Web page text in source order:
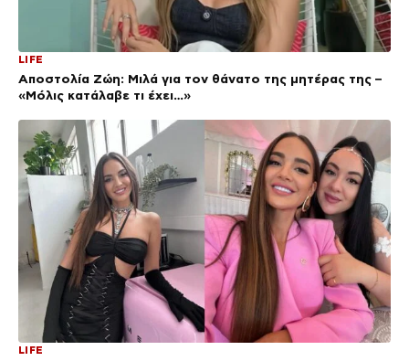
LIFE
Αποστολία Ζώη: Μιλά για τον θάνατο της μητέρας της –
«Μόλις κατάλαβε τι έχει…»
LIFE